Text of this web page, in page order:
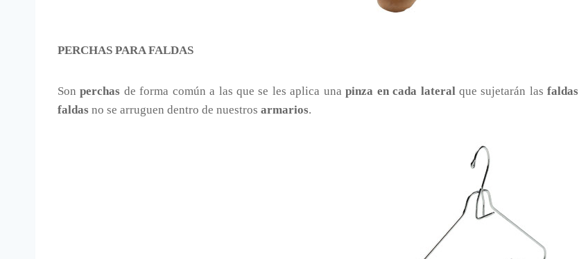
PERCHAS PARA FALDAS
Sonperchas de forma común a las que se les aplica unapinza en cada lateralque sujetarán lasfaldas
faldas no se arruguen dentro de nuestros armarios.